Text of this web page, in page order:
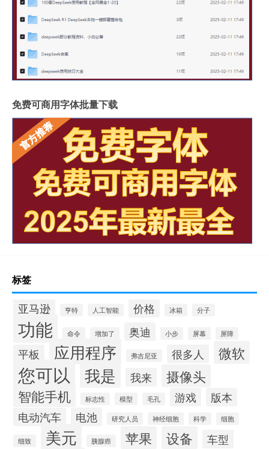
免费可商用字体批量下载
标签
亚马逊 亨特 人工智能 价格 冰箱 分子
功能 命令 增加了 奥迪 小步 屏幕 屏障
平板 应用程序 弗吉尼亚 很多人 微软
您可以 我是 我来
摄像头
智能手机
标志性 模型 毛孔 游戏
版本
电动汽车
电池 研究人员 神经细胞 科学 细胞
细致 美元 胰腺癌 苹果 设备
车型